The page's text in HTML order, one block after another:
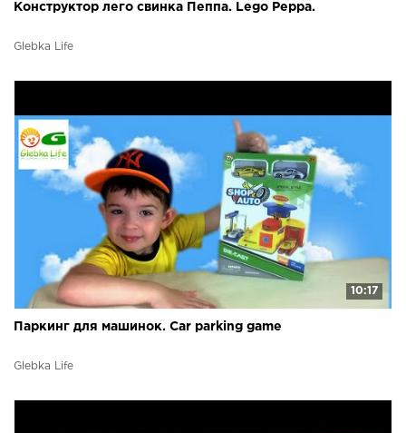
Конструктор лего свинка Пеппа. Lego Peppa.
Glebka Life
10:17
Паркинг для машинок. Car parking game
Glebka Life